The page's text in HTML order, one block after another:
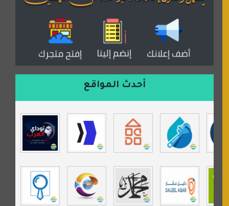
منتدى عدلات
موقع مداد الإسلامي
ورشة زهرة لورا للحدادة
موقع حراج خدمة
تي في قران
موسوعة نور الرحمن
مندى غرام
مردة سوفت
السبيل
أحدث المواقع